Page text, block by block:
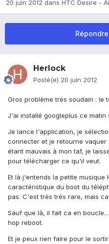
20 juin 2012 dans HTC Desire -
Herlock
Posté(e) 20 juin 2012
Gros problème très soudain : le
J'ai installé googleplus ce matin
Je lance l'application, je
connecter et je retourne vaquer
étant mauvais à mon taf, je
pour télécharger ce qu'il veut.
Et là j'entends la petite musique
caractéristique du boot du
pas. C'est très très rare, mais
Sauf que là, il fait ca en
hop reboot.
Et je peux rien faire pour le